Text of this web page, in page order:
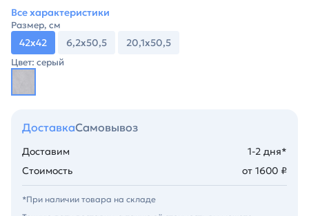
Все характеристики
Размер, см
42х42 6,2х50,5 20,1х50,5
Цвет: серый
ДоставкаСамовывоз
Доставим
1-2 дня*
Стоимость
от 1600 ₽
*При наличии товара на складе